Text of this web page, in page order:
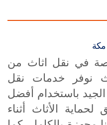
في نقل اثاث من
نوفر خدمات نقل
باستخدام أفضل
لحماية الأثاث أثناء